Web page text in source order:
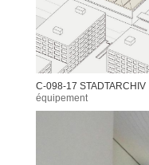
C-098-17 STADTARCHIV
équipement